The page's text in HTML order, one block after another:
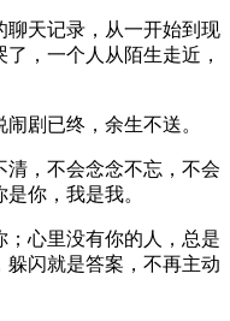
聊天记录，从一开始到现
，一个人从陌生走近，
剧已终，余生不送。
，不会念念不忘，不会
你，我是我。
心里没有你的人，总是
躲闪就是答案，不再主动